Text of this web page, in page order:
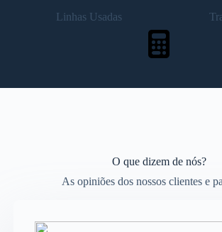
Linhas Usadas
O que dizem de nós?
As opiniões dos nossos clientes e